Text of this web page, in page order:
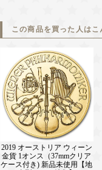
この商品を買った人は
2019 オーストリア ウィーン
金貨 1オンス（37mmクリア
ケース付き) 新品未使用【地